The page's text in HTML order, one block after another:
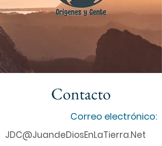
Contacto
Correo electrónico:
JDC@JuandeDiosEnLaTierra.Net